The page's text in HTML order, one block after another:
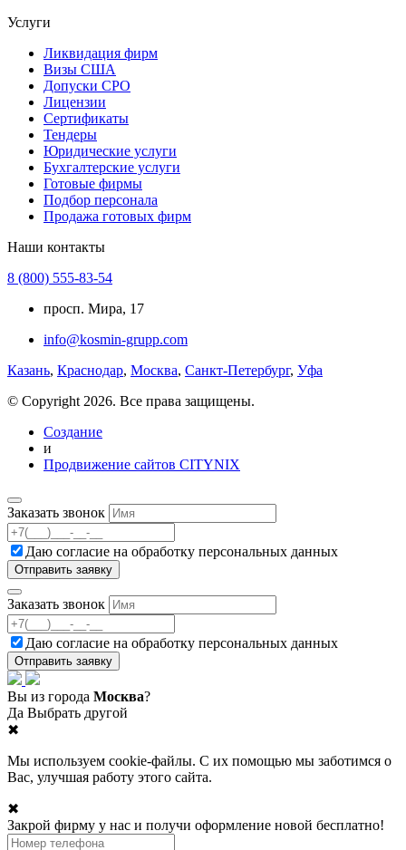
Услуги
Ликвидация фирм
Визы США
Допуски СРО
Лицензии
Сертификаты
Тендеры
Юридические услуги
Бухгалтерские услуги
Готовые фирмы
Подбор персонала
Продажа готовых фирм
Наши контакты
8 (800) 555-83-54
просп. Мира, 17
info@kosmin-grupp.com
Казань, Краснодар, Москва, Санкт-Петербург, Уфа
© Copyright 2026. Все права защищены.
Создание
и
Продвижение сайтов CITYNIX
Заказать звонок
Даю согласие на обработку персональных данных
Заказать звонок
Даю согласие на обработку персональных данных
Вы из города Москва?
Да Выбрать другой
✖
Мы используем cookie-файлы. С их помощью мы заботимся о
Вас, улучшая работу этого сайта.
✖
Закрой фирму у нас и получи оформление новой бесплатно!